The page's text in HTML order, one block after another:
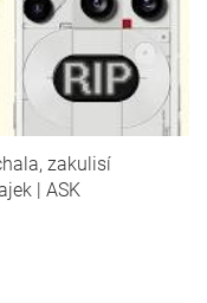
zakulisí
| ASK